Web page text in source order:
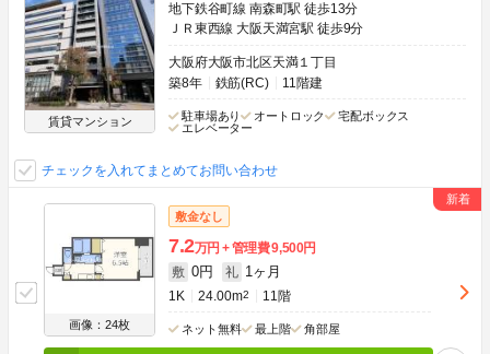
賃貸マンション
地下鉄谷町線 南森町駅 徒歩13分
ＪＲ東西線 大阪天満宮駅 徒歩9分
大阪府大阪市北区天満１丁目
築8年
鉄筋(RC) 11階建
駐車場あり オートロック
宅配ボックス
エレベーター
チェックを入れてまとめてお問い合わせ
画像：24枚
敷金なし
7.2万円 管理費9,500円
敷 0円 礼 1ヶ月
1K 24.00m2 11階
ネット無料 最上階 角部屋